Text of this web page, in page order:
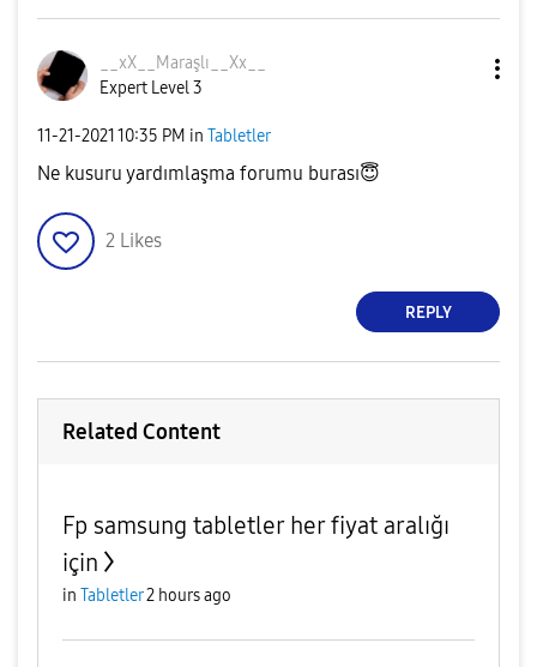
__xX__Maraşlı__ Xx__
Expert Level 3
‎11-21-2021 10:35 PM in Tabletler
Ne kusuru yardımlaşma forumu burası😇
2 Likes
REPLY
Related Content
Fp samsung tabletler her fiyat aralığı
için
in Tabletler2 hours ago